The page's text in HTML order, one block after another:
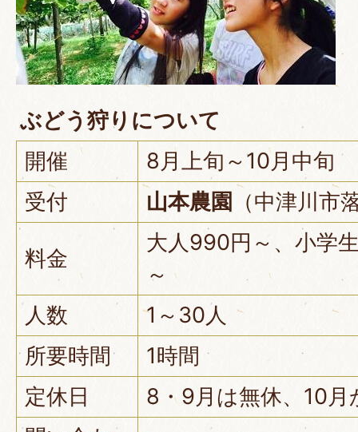
ぶどう狩りについて
開催
8月上旬～10月中旬
受付
山本農園 （中津川
料金
大人990円～、小学
～
人数
1～30人
所要時間
1時間
定休日
8・9月は無休、10月